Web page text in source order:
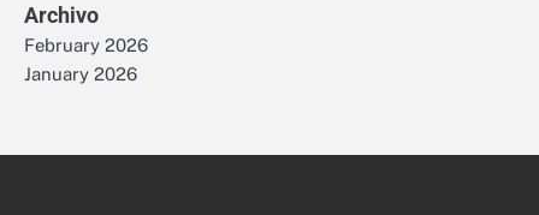
Archivo
February 2026
January 2026